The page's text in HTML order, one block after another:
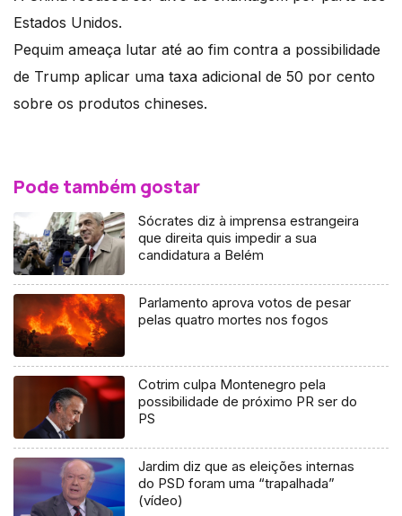
Estados Unidos.
Pequim ameaça lutar até ao fim contra a possibilidade
de Trump aplicar uma taxa adicional de 50 por cento
sobre os produtos chineses.
Pode também gostar
Sócrates diz à imprensa estrangeira
que direita quis impedir a sua
candidatura a Belém
Parlamento aprova votos de pesar
pelas quatro mortes nos fogos
Cotrim culpa Montenegro pela
possibilidade de próximo PR ser do
PS
Jardim diz que as eleições internas
do PSD foram uma “trapalhada”
(vídeo)